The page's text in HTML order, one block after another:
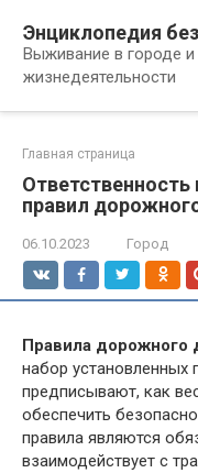
контенту
Энциклопедия
Выживание в городе
жизнедеятельности
Главная страница
правил
06.10.2023 Город
Правила дорожного
набор установленных
предписывают, как
обеспечить
правила являются
взаимодействует с